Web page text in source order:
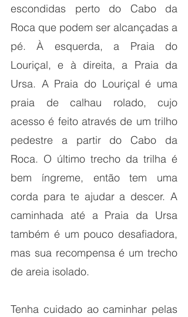
escondidas perto do Cabo da
Roca que podem ser alcançadas a
pé. À esquerda, a Praia do
Louriçal, e à direita, a Praia da
Ursa. A Praia do Louriçal é uma
praia de calhau rolado, cujo
acesso é feito através de um trilho
pedestre a partir do Cabo da
Roca. O último trecho da trilha é
bem íngreme, então tem uma
corda para te ajudar a descer. A
caminhada até a Praia da Ursa
também é um pouco desafiadora,
mas sua recompensa é um trecho
de areia isolado.
Tenha cuidado ao caminhar pelas